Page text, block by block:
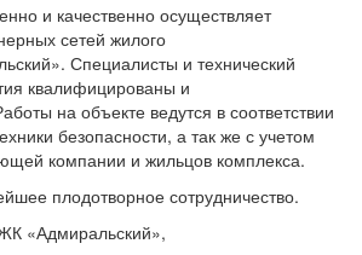
и качественно осуществляет
сетей жилого
Специалисты и технический
квалифицированы и
на объекте ведутся в соответствии
безопасности, а так же с учетом
компании и жильцов комплекса.
плодотворное сотрудничество.
«Адмиральский»,